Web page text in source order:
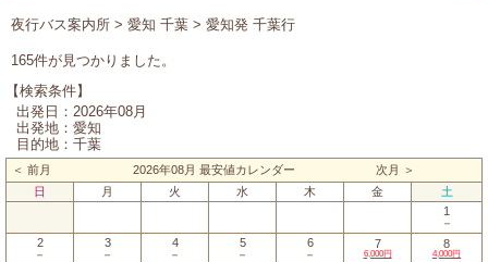
夜行バス案内所 > 愛知 千葉 > 愛知発 千葉行
165件が見つかりました。
【検索条件】
出発日：2026年08月
出発地：愛知
目的地：千葉
＜ 前月 2026年08月 最安値カレンダー
次月 ＞
日
月 火 水 木 金
土
1
－
2
－
3
－
4
－
5
－
6
－
7
6,000円
8
4,000円